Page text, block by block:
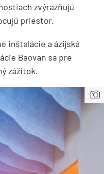
zvýrazňujú
priestor.
inštalácie a ázijská
Baovan sa pre
zážitok.